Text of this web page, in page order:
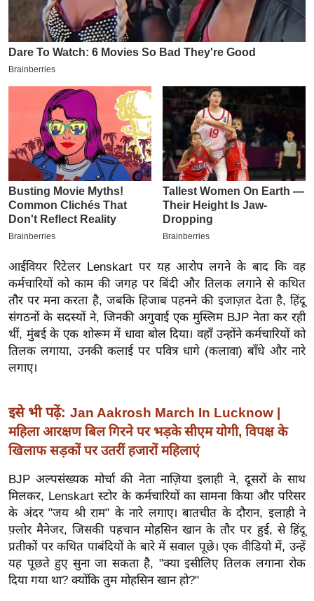
2
2
क्रा
-
पे
प
र
मि
ल
बे
मि
सा
ल
ख्सि
य
त
ग
इं
डि
या
सा
हि
आईवियर रिटेलर Lenskart पर यह आरोप लगने के बाद कि वह
कर्मचारियों को काम की जगह पर बिंदी और तिलक लगाने से कथित
तौर पर मना करता है, जबकि हिजाब पहनने की इजाज़त देता है, हिंदू
संगठनों के सदस्यों ने, जिनकी अगुवाई एक मुस्लिम BJP नेता कर रही
थीं, मुंबई के एक शोरूम में धावा बोल दिया। वहाँ उन्होंने कर्मचारियों को
तिलक लगाया, उनकी कलाई पर पवित्र धागे (कलावा) बाँधे और नारे
लगाए।
इसे भी पढ़ें: Jan Aakrosh March In Lucknow |
महिला आरक्षण बिल गिरने पर भड़के सीएम योगी, विपक्ष के
खिलाफ सड़कों पर उतरीं हजारों महिलाएं
BJP अल्पसंख्यक मोर्चा की नेता नाज़िया इलाही ने, दूसरों के साथ
मिलकर, Lenskart स्टोर के कर्मचारियों का सामना किया और परिसर
के अंदर "जय श्री राम" के नारे लगाए। बातचीत के दौरान, इलाही ने
फ़्लोर मैनेजर, जिसकी पहचान मोहसिन खान के तौर पर हुई, से हिंदू
प्रतीकों पर कथित पाबंदियों के बारे में सवाल पूछे। एक वीडियो में, उन्हें
यह पूछते हुए सुना जा सकता है, "क्या इसीलिए तिलक लगाना रोक
दिया गया था? क्योंकि तुम मोहसिन खान हो?"